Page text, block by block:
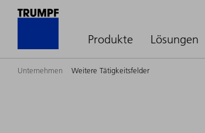
Produkte Lösungen
Unternehmen Weitere Tätigkeitsfelder